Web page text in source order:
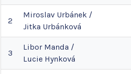
2
Miroslav Urbánek /
Jitka Urbánková
3
Libor Manda /
Lucie Hynková